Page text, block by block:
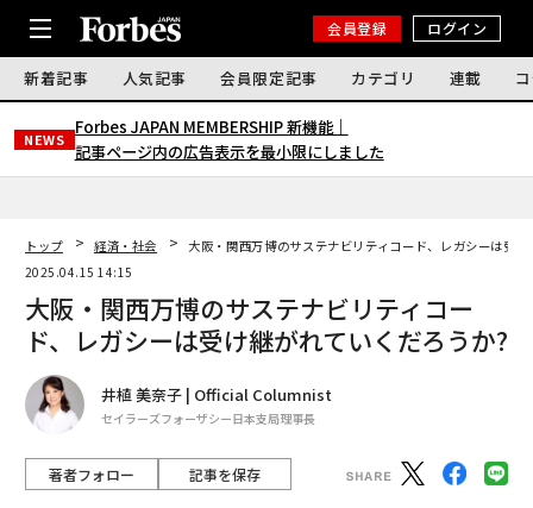
会員登録 ログイン
新着記事 人気記事 会員限定記事 カテゴリ 連載
NEWS
Forbes JAPAN MEMBERSHIP 新機能｜
記事ページ内の広告表示を最小限にしました
トップ 経済・社会
大阪・関西万博のサステナビリティコード、レガシーは受
2025.04.15 14:15
大阪・関西万博のサステナビリティコー
ド、レガシーは受け継がれていくだろうか?
井植 美奈子 | Official Columnist
セイラーズフォーザシー日本支局理事長
著者フォロー 記事を保存